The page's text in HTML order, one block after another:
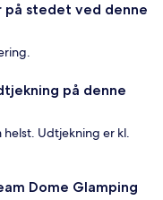
på stedet ved denne
på denne
helst. Udtjekning er kl.
Dome Glamping